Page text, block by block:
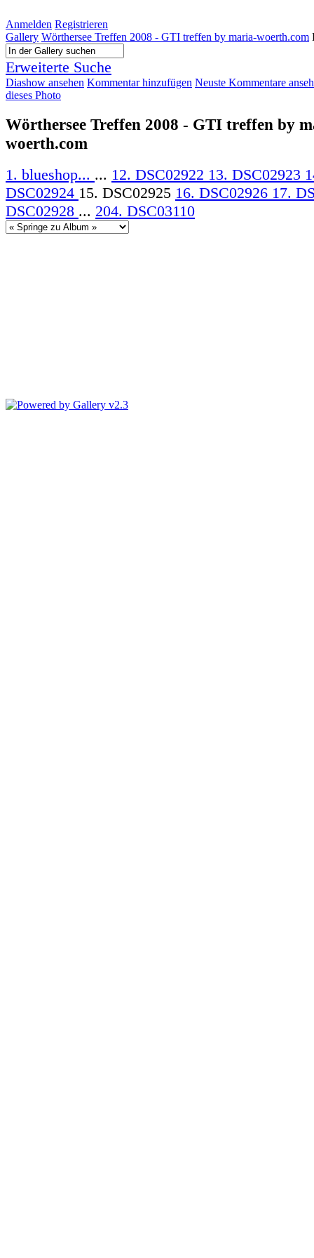
Anmelden Registrieren
Gallery Wörthersee Treffen 2008 - GTI treffen by maria-woerth.com
Erweiterte Suche
Diashow ansehen Kommentar hinzufügen Neuste Kommentare
dieses Photo
Wörthersee Treffen 2008 - GTI treffen by
woerth.com
1. blueshop... ... 12. DSC02922 13. DSC02923
DSC02924 15. DSC02925 16. DSC02926 17.
DSC02928 ... 204. DSC03110